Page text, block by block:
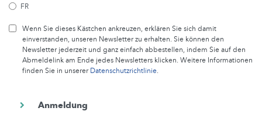
FR
Wenn Sie dieses Kästchen ankreuzen, erklären Sie sich damit
einverstanden, unseren Newsletter zu erhalten. Sie können den
Newsletter jederzeit und ganz einfach abbestellen, indem Sie auf den
Abmeldelink am Ende jedes Newsletters klicken. Weitere Informationen
finden Sie in unsererDatenschutzrichtlinie.